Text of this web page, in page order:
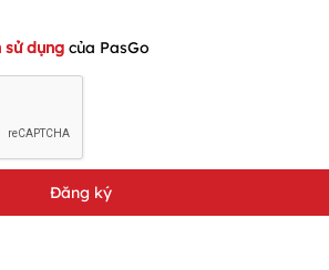
dụng của PasGo